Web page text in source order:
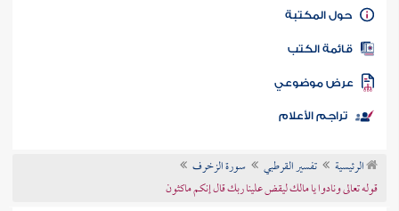
كتاب الأمة
المكتبة
الكتب
موضوعي
تراجم الأعلام
الرئيسية تفسير القرطبي
سورة الزخرف
قوله تعالى ونادوا يا مالك ليقض علينا ربك قال إنكم ماكثون